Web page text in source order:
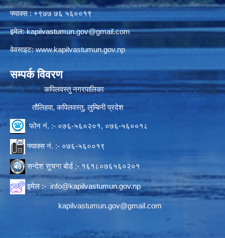
फ्याक्स : +९७७ ७६ ५६००१९
इमेल:kapilvastumun.gov@gmail.com
वेवसाइट:www.kapilvastumun.gov.np
सम्पर्क विवरण
कपिलवस्तु नगरपालिका
तौलिहवा, कपिलवस्तु, लुम्बिनी प्रदेश
फोन नं. :- ०७६-५६०२०१, ०७६-५६००१८
फ्याक्स नं. :- ०७६-५६००१९
सन्देश सुचना बोर्ड :- १६१८०७६५६०२०१
इमेल :- info@kapilvastumun.gov.np
kapilvastumun.gov@gmail.com